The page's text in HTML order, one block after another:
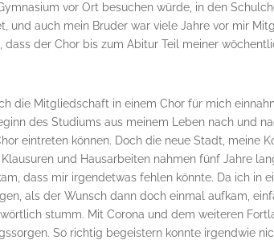
vor Ort besuchen würde, in den
und auch mein Bruder war viele Jahre vor mir
der Chor bis zum Abitur Teil meiner
die Mitgliedschaft in einem Chor für mich
des Studiums aus meinem Leben nach und
eintreten können. Doch die neue Stadt, meine
und Hausarbeiten nahmen fünf Jahre
dass mir irgendetwas fehlen könnte. Da ich in
als der Wunsch dann doch einmal aufkam,
stumm. Mit Corona und dem weiteren
So richtig begeistern konnte irgendwie